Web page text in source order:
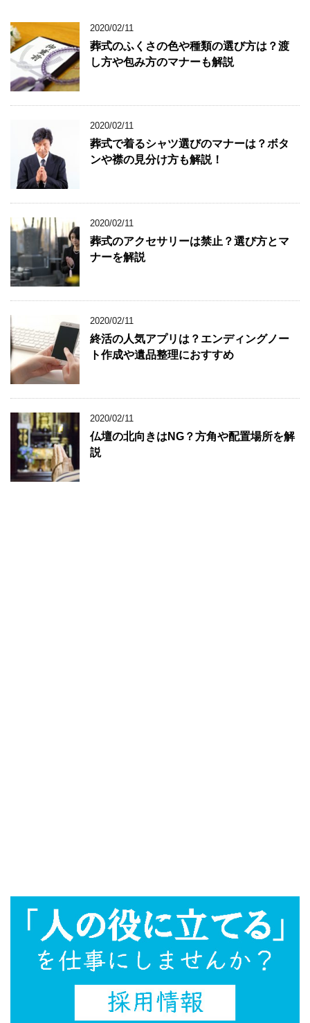
2020/02/11
葬式のふくさの色や種類の選び方は？渡
し方や包み方のマナーも解説
2020/02/11
葬式で着るシャツ選びのマナーは？ボタ
ンや襟の見分け方も解説！
2020/02/11
葬式のアクセサリーは禁止？選び方とマ
ナーを解説
2020/02/11
終活の人気アプリは？エンディングノー
ト作成や遺品整理におすすめ
2020/02/11
仏壇の北向きはNG？方角や配置場所を解
説